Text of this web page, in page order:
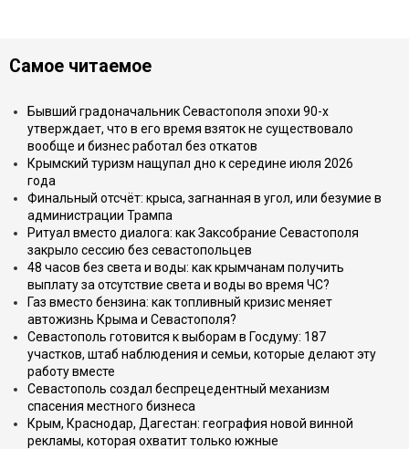
Самое читаемое
Бывший градоначальник Севастополя эпохи 90-х
утверждает, что в его время взяток не существовало
вообще и бизнес работал без откатов
Крымский туризм нащупал дно к середине июля 2026
года
Финальный отсчёт: крыса, загнанная в угол, или безумие в
администрации Трампа
Ритуал вместо диалога: как Заксобрание Севастополя
закрыло сессию без севастопольцев
48 часов без света и воды: как крымчанам получить
выплату за отсутствие света и воды во время ЧС?
Газ вместо бензина: как топливный кризис меняет
автожизнь Крыма и Севастополя?
Севастополь готовится к выборам в Госдуму: 187
участков, штаб наблюдения и семьи, которые делают эту
работу вместе
Севастополь создал беспрецедентный механизм
спасения местного бизнеса
Крым, Краснодар, Дагестан: география новой винной
рекламы, которая охватит только южные